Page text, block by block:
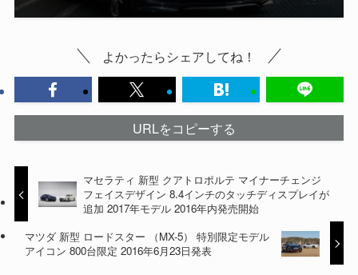
よかったらシェアしてね！
URLをコピーする
マセラティ 新型 クアトロポルテ マイナーチェンジ
フェイスデザイン 8.4インチのタッチディスプレイが
追加 2017年モデル 2016年内発売開始
マツダ 新型 ロードスター （MX-5） 特別限定モデル
アイコン 800台限定 2016年6月23日発表